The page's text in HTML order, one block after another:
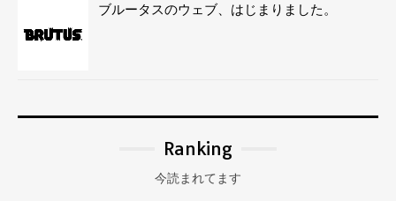
ブルータスのウェブ、はじまりました。
Ranking
今読まれてます